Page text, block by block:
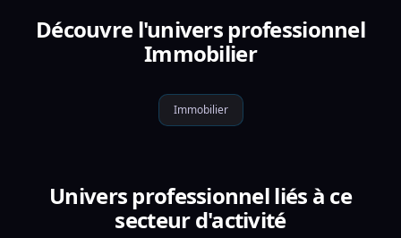
Découvre l'univers professionnel
Immobilier
Immobilier
Univers professionnel liés à ce
secteur d'activité